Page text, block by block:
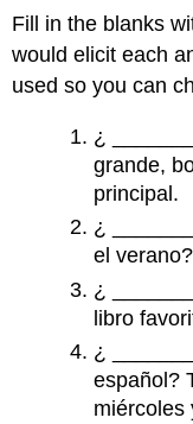
Fill in the blanks
would elicit each
used so you can
¿
grande,
principal.
¿
el
¿
libro
¿
español?
miércoles